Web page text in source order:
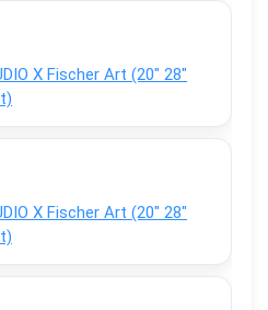
X Fischer Art (20″ 28″
X Fischer Art (20″ 28″